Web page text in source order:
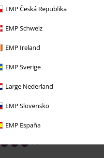
EMP Česká Republika
EMP Schweiz
EMP Ireland
EMP Sverige
Large Nederland
EMP Slovensko
EMP España
ab
Vintage Shorts
+4